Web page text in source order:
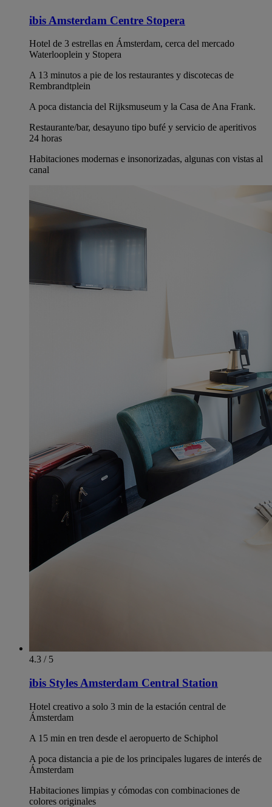
ibis Amsterdam Centre Stopera
Hotel de 3 estrellas en Ámsterdam, cerca del mercado
Waterlooplein y Stopera
A 13 minutos a pie de los restaurantes y discotecas de
Rembrandtplein
A poca distancia del Rijksmuseum y la Casa de Ana Frank.
Restaurante/bar, desayuno tipo bufé y servicio de aperitivos
24 horas
Habitaciones modernas e insonorizadas, algunas con vistas al
canal
4.3 / 5
ibis Styles Amsterdam Central Station
Hotel creativo a solo 3 min de la estación central de
Ámsterdam
A 15 min en tren desde el aeropuerto de Schiphol
A poca distancia a pie de los principales lugares de interés de
Ámsterdam
Habitaciones limpias y cómodas con combinaciones de
colores originales